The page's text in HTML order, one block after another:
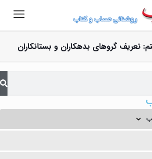
تعریف گروهای بدهکاران و بستانکاران